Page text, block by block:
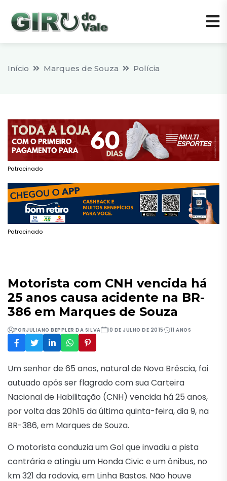
Início Marques de Souza Polícia
Patrocinado
Patrocinado
Motorista com CNH vencida há
25 anos causa acidente na BR-
386 em Marques de Souza
PORJULIANO BEPPLER DA SILVA 10 DE JULHO DE 2015 11 ANOS
Um senhor de 65 anos, natural de Nova Bréscia, foi
autuado após ser flagrado com sua Carteira
Nacional de Habilitação (CNH) vencida há 25 anos,
por volta das 20h15 da última quinta-feira, dia 9, na
BR-386, em Marques de Souza.
O motorista conduzia um Gol que invadiu a pista
contrária e atingiu um Honda Civic e um ônibus, no
km 321 da rodovia, em Linha Bastos. Não houve